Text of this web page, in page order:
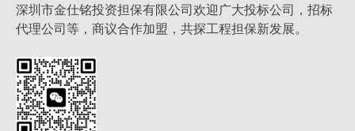
深圳市金仕铭投资担保有限公司欢迎广大投标公司，招标
代理公司等，商议合作加盟，共探工程担保新发展。